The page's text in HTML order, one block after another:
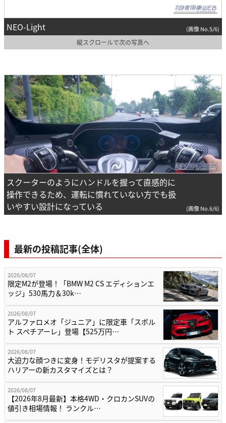
NEO-Light (画像 No.5/6)
縦スクロールで次の写真へ
スクーターのようにハンドルを握って直感的に
操作できるため、運転に慣れていない方でも扱
いやすい設計になっている
(画像 No.6/6)
最新の投稿記事(全体)
2026/08/07
限定M2が登場！「BMW M2 CS エディションエ
ッジ」530馬力＆30k…
2026/08/07
アルファロメオ「ジュニア」に限定車「スポル
ト スペチアーレ」登場【525万円…
2026/08/07
大迫力な顔つきに変身！モデリスタが提案する
ハリアーの新カスタマイズとは？
2026/08/07
【2026年8月最新】本格4WD・クロカンSUVの
値引き相場情報！ ランクル…